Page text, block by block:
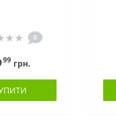
0
99грн.